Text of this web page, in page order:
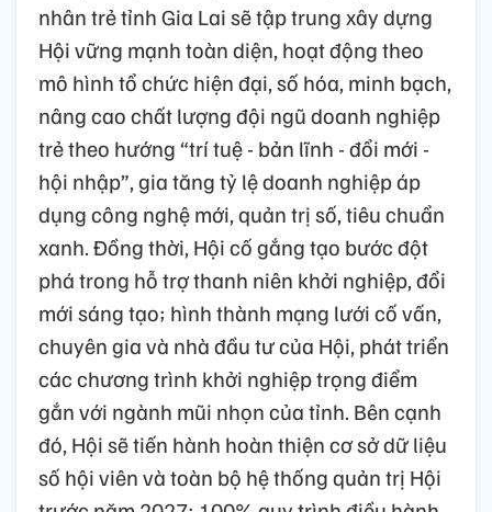
nhân trẻ tỉnh Gia Lai sẽ tập trung xây dựng
Hội vững mạnh toàn diện, hoạt động theo
mô hình tổ chức hiện đại, số hóa, minh bạch,
nâng cao chất lượng đội ngũ doanh nghiệp
trẻ theo hướng “trí tuệ - bản lĩnh - đổi mới -
hội nhập”, gia tăng tỷ lệ doanh nghiệp áp
dụng công nghệ mới, quản trị số, tiêu chuẩn
xanh. Đồng thời, Hội cố gắng tạo bước đột
phá trong hỗ trợ thanh niên khởi nghiệp, đổi
mới sáng tạo; hình thành mạng lưới cố vấn,
chuyên gia và nhà đầu tư của Hội, phát triển
các chương trình khởi nghiệp trọng điểm
gắn với ngành mũi nhọn của tỉnh. Bên cạnh
đó, Hội sẽ tiến hành hoàn thiện cơ sở dữ liệu
số hội viên và toàn bộ hệ thống quản trị Hội